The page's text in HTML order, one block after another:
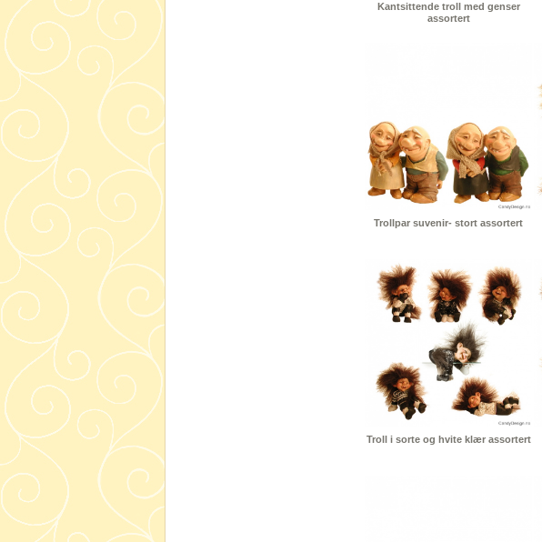
Kantsittende troll med genser
assortert
Trollpar suvenir- stort assortert
Troll i sorte og hvite klær assortert